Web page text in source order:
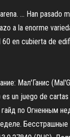
... Han pasado
a la enorme
60 en cubierta de
Мал'Ганис
un juego de
гайд по Огненным
Бесстрашные